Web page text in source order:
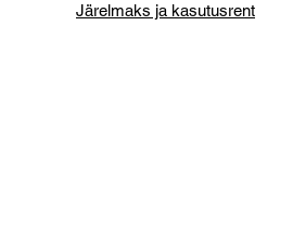
Järelmaks ja kasutusrent